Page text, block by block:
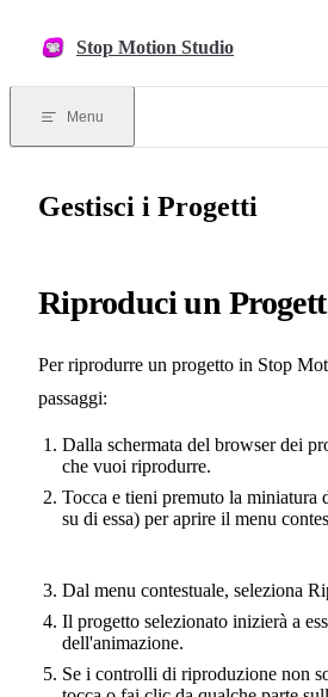
Stop Motion Studio
Menu
Gestisci i Progetti
Riproduci un
Per riprodurre un progetto in Stop
passaggi:
Dalla schermata del browser dei
che vuoi riprodurre.
Tocca e tieni premuto la miniatura
su di essa) per aprire il menu
Dal menu contestuale, seleziona
Il progetto selezionato inizierà a
dell'animazione.
Se i controlli di riproduzione non